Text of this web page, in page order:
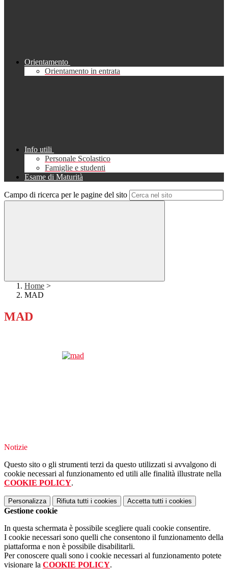
Orientamento
Orientamento in entrata
Info utili
Personale Scolastico
Famiglie e studenti
Esame di Maturità
Campo di ricerca per le pagine del sito
Home >
MAD
MAD
Notizie
Questo sito o gli strumenti terzi da questo utilizzati si avvalgono di
cookie necessari al funzionamento ed utili alle finalità illustrate nella
COOKIE POLICY.
Personalizza Rifiuta tutti i cookies Accetta tutti i cookies
Gestione cookie
In questa schermata è possibile scegliere quali cookie consentire.
I cookie necessari sono quelli che consentono il funzionamento della
piattaforma e non è possibile disabilitarli.
Per conoscere quali sono i cookie necessari al funzionamento potete
visionare la COOKIE POLICY.